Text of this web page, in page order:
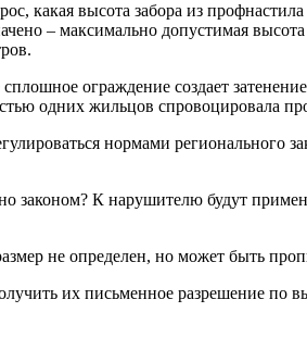
какая высота забора из
– максимально допустимая
ограждение создает
одних жильцов спровоцировала
нормами регионального
законом? К нарушителю будут
не определен, но может быть
их письменное разрешение